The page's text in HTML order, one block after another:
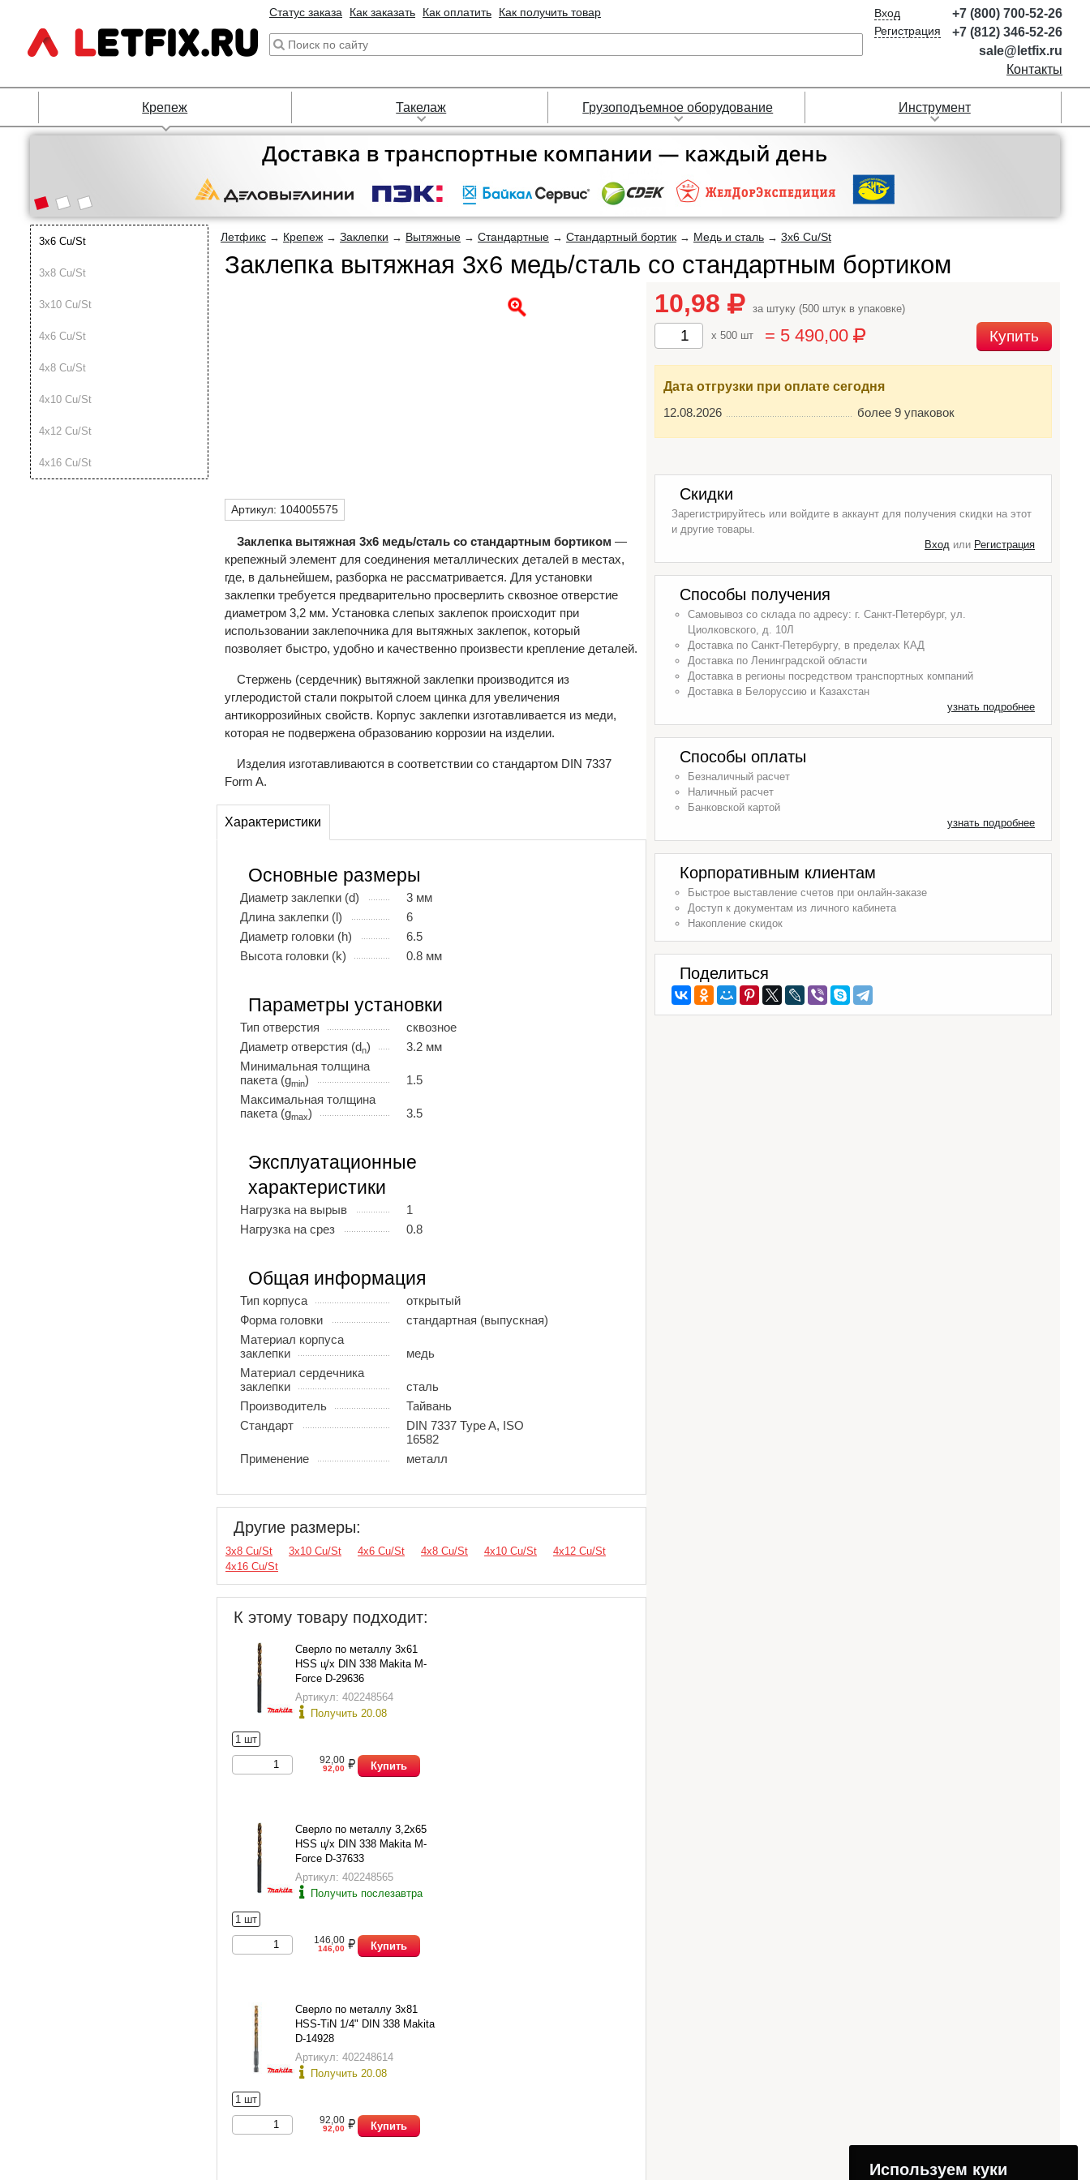
Статус заказа Как заказать Как оплатить Как получить товар
Вход
Регистрация
+7 (800) 700-52-26
+7 (812) 346-52-26
sale@letfix.ru
Контакты
Крепеж Такелаж Грузоподъемное оборудование Инструмент
3х6 Cu/St
3х8 Cu/St
3х10 Cu/St
4х6 Cu/St
4х8 Cu/St
4х10 Cu/St
4х12 Cu/St
4х16 Cu/St
Летфикс → Крепеж → Заклепки → Вытяжные → Стандартные → Стандартный бортик → Медь и сталь → 3х6 Cu/St
Заклепка вытяжная 3х6 медь/сталь со стандартным бортиком
Артикул: 104005575
Заклепка вытяжная 3х6 медь/сталь со стандартным бортиком —
крепежный элемент для соединения металлических деталей в местах,
где, в дальнейшем, разборка не рассматривается. Для установки
заклепки требуется предварительно просверлить сквозное отверстие
диаметром 3,2 мм. Установка слепых заклепок происходит при
использовании заклепочника для вытяжных заклепок, который
позволяет быстро, удобно и качественно произвести крепление деталей.
Стержень (сердечник) вытяжной заклепки производится из
углеродистой стали покрытой слоем цинка для увеличения
антикоррозийных свойств. Корпус заклепки изготавливается из меди,
которая не подвержена образованию коррозии на изделии.
Изделия изготавливаются в соответствии со стандартом DIN 7337
Form A.
Характеристики
Основные размеры
Диаметр заклепки (d)
3 мм
Длина заклепки (l)
6
Диаметр головки (h)
6.5
Высота головки (k)
0.8 мм
Параметры установки
Тип отверстия
сквозное
Диаметр отверстия (dn)
3.2 мм
Минимальная толщина
пакета (gmin)
1.5
Максимальная толщина
пакета (gmax) 3.5
Эксплуатационные
характеристики
Нагрузка на вырыв
1
Нагрузка на срез
0.8
Общая информация
Тип корпуса
открытый
Форма головки
стандартная (выпускная)
Материал корпуса
заклепки
медь
Материал сердечника
заклепки
сталь
Производитель
Тайвань
Стандарт
DIN 7337 Type A, ISO
16582
Применение
металл
Другие размеры:
3х8 Cu/St 3х10 Cu/St 4х6 Cu/St 4х8 Cu/St 4х10 Cu/St
4х12 Cu/St
4х16 Cu/St
К этому товару подходит:
Сверло по металлу 3х61
HSS ц/х DIN 338 Makita M-
Force D-29636
Артикул: 402248564
Получить 20.08
1 шт
92,00
92,00 Купить
Сверло по металлу 3,2х65
HSS ц/х DIN 338 Makita M-
Force D-37633
Артикул: 402248565
Получить послезавтра
1 шт
146,00
146,00 Купить
Сверло по металлу 3х81
HSS-TiN 1/4" DIN 338 Makita
D-14928
Артикул: 402248614
Получить 20.08
1 шт
92,00
92,00 Купить
10,98 за штуку (500 штук в упаковке)
x 500 шт = 5 490,00 Купить
Дата отгрузки при оплате сегодня
12.08.2026
более 9 упаковок
Скидки
Зарегистрируйтесь или войдите в аккаунт для получения скидки на этот
и другие товары.
Вход или Регистрация
Способы получения
Самовывоз со склада по адресу: г. Санкт-Петербург, ул.
Циолковского, д. 10Л
Доставка по Санкт-Петербургу, в пределах КАД
Доставка по Ленинградской области
Доставка в регионы посредством транспортных компаний
Доставка в Белоруссию и Казахстан
узнать подробнее
Способы оплаты
Безналичный расчет
Наличный расчет
Банковской картой
узнать подробнее
Корпоративным клиентам
Быстрое выставление счетов при онлайн-заказе
Доступ к документам из личного кабинета
Накопление скидок
Поделиться
Используем куки